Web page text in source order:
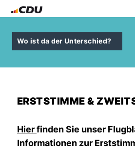
Wo ist da der Unterschied?
ERSTSTIMME &
Hierfinden Sie unser
Informationen zur